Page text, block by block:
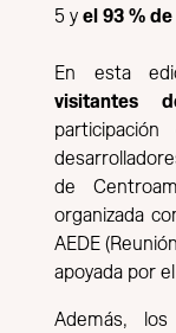
5 y el 93 %
En esta
visitantes
de
organizada
AEDE
apoyada por el
Además,